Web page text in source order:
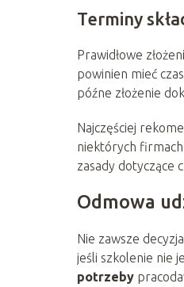
Terminy
Prawidłowe
powinien mieć
późne złożenie
Najczęściej
niektórych firmach
zasady dotyczące
Odmowa
Nie zawsze
jeśli szkolenie nie
potrzeby